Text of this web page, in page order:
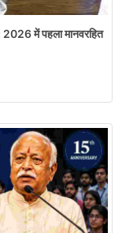
में पहला मानवरहित